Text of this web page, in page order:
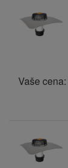
Vaše cena: